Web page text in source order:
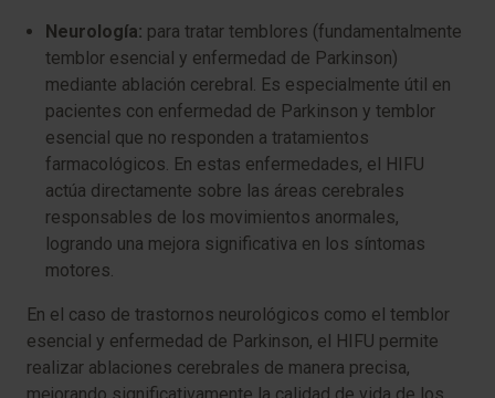
Neurología: para tratar temblores (fundamentalmente
temblor esencial y enfermedad de Parkinson)
mediante ablación cerebral. Es especialmente útil en
pacientes con enfermedad de Parkinson y temblor
esencial que no responden a tratamientos
farmacológicos. En estas enfermedades, el HIFU
actúa directamente sobre las áreas cerebrales
responsables de los movimientos anormales,
logrando una mejora significativa en los síntomas
motores.
En el caso de trastornos neurológicos como el temblor
esencial y enfermedad de Parkinson, el HIFU permite
realizar ablaciones cerebrales de manera precisa,